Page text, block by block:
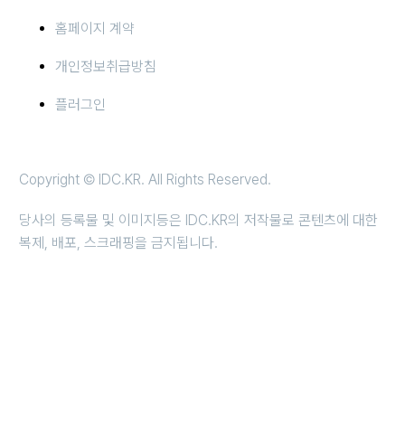
홈페이지 계약
개인정보취급방침
플러그인
Copyright © IDC.KR. All Rights Reserved.
당사의 등록물 및 이미지등은 IDC.KR의 저작물로 콘텐츠에 대한
복제, 배포, 스크래핑을 금지됩니다.